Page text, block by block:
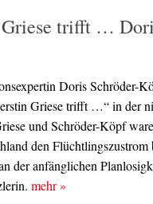
trifft …
Doris Schröder-
Griese trifft …“ in der
und Schröder-Köpf
den
der anfänglichen
mehr»